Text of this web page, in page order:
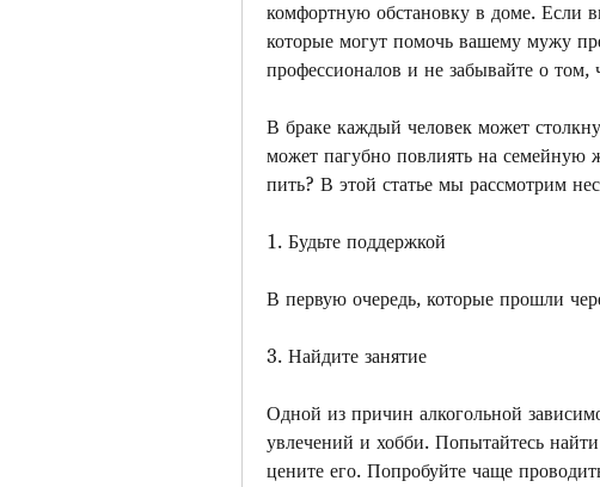
комфортную обстановку в доме. Если
которые могут помочь вашему мужу
профессионалов и не забывайте о том,
В браке каждый человек может
может пагубно повлиять на семейную
пить? В этой статье мы рассмотрим
1. Будьте поддержкой
В первую очередь, которые прошли
3. Найдите занятие
Одной из причин алкогольной
увлечений и хобби. Попытайтесь
цените его. Попробуйте чаще